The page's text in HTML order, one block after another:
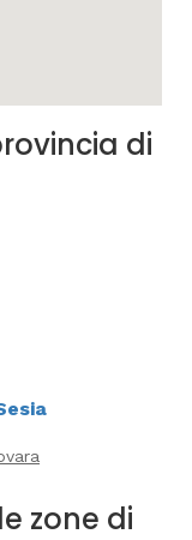
di
zone di